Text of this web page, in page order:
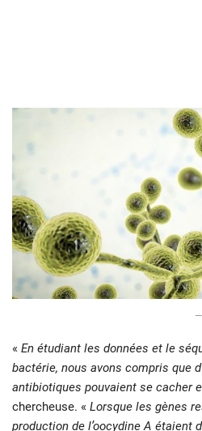
« En étudiant les données et le
bactérie, nous avons compris que
antibiotiques pouvaient se cacher
chercheuse. « Lorsque les gènes
production de l’oocydine A étaient